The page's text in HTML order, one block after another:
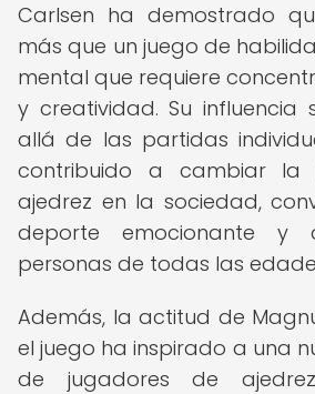
Carlsen ha demostrado
más que un juego de
mental que requiere
y creatividad. Su influencia
allá de las partidas
contribuido a cambiar la
ajedrez en la sociedad,
deporte emocionante y
personas de todas las
Además, la actitud de
el juego ha inspirado a una
de jugadores de